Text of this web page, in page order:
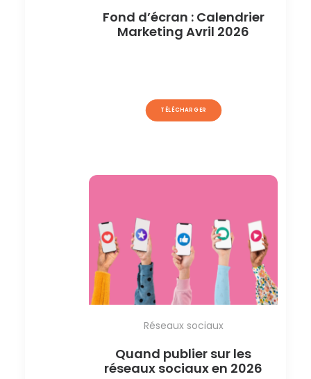
Fond d’écran : Calendrier
Marketing Avril 2026
TÉLÉCHARGER
Réseaux sociaux
Quand publier sur les
réseaux sociaux en 2026